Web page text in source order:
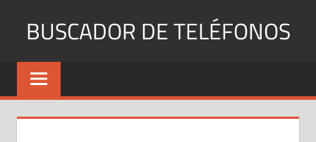
BUSCADOR DE TELÉFONOS
Identifica
Números
y